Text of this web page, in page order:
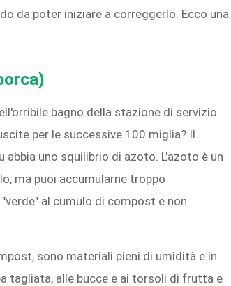
da poter iniziare a correggerlo. Ecco una
bagno della stazione di servizio
per le successive 100 miglia? Il
uno squilibrio di azoto. L'azoto è un
ma puoi accumularne troppo
al cumulo di compost e non
sono materiali pieni di umidità e in
tagliata, alle bucce e ai torsoli di frutta e